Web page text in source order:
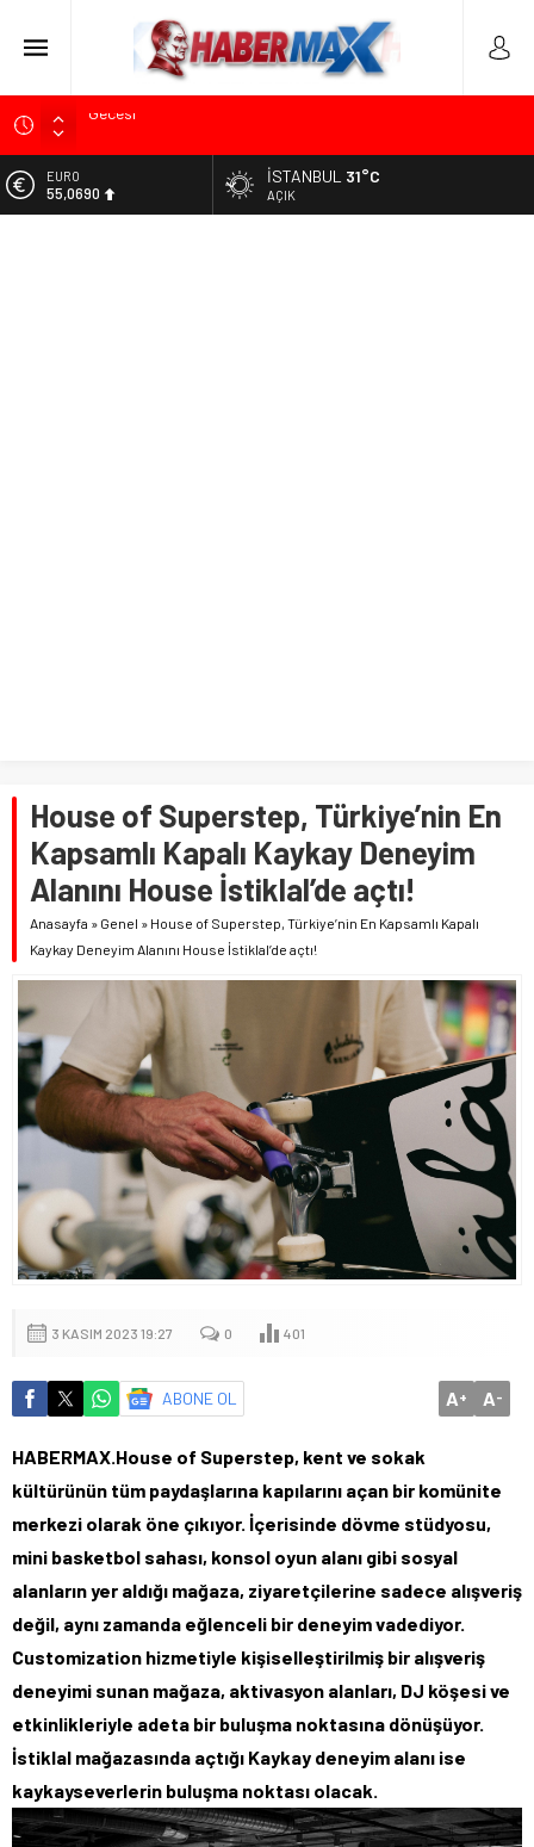
Tarihçi Yusuf Halaçoğlu’ndan TBMM’ye Sunulan Yasa Teklifine
CHP’nin Eski Tuzla İlçe Başkanı Hasan Uzunyayla’dan Atama
ALTIN
6.525,39
İSTANBUL 31°C
AÇIK
House of Superstep, Türkiye’nin En
Kapsamlı Kapalı Kaykay Deneyim
Alanını House İstiklal’de açtı!
Anasayfa » Genel » House of Superstep, Türkiye’nin En Kapsamlı Kapalı
Kaykay Deneyim Alanını House İstiklal’de açtı!
3 KASIM 2023 19:27 0 401
ABONE OL A+ A-
HABERMAX.House of Superstep, kent ve sokak
kültürünün tüm paydaşlarına kapılarını açan bir komünite
merkezi olarak öne çıkıyor. İçerisinde dövme stüdyosu,
mini basketbol sahası, konsol oyun alanı gibi sosyal
alanların yer aldığı mağaza, ziyaretçilerine sadece alışveriş
değil, aynı zamanda eğlenceli bir deneyim vadediyor.
Customization hizmetiyle kişiselleştirilmiş bir alışveriş
deneyimi sunan mağaza, aktivasyon alanları, DJ köşesi ve
etkinlikleriyle adeta bir buluşma noktasına dönüşüyor.
İstiklal mağazasında açtığı Kaykay deneyim alanı ise
kaykayseverlerin buluşma noktası olacak.